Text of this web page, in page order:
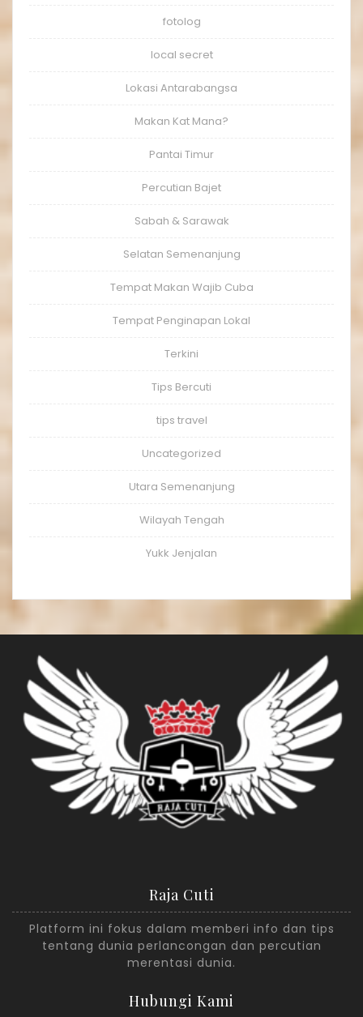
fotolog
local secret
Lokasi Antarabangsa
Makan Kat Mana?
Pantai Timur
Percutian Bajet
Sabah & Sarawak
Selatan Semenanjung
Tempat Makan Wajib Cuba
Tempat Penginapan Lokal
Terkini
Tips Bercuti
tips travel
Uncategorized
Utara Semenanjung
Wilayah Tengah
Yukk Jenjalan
Raja Cuti
Platform ini fokus dalam memberi info dan tips
tentang dunia perlancongan dan percutian
merentasi dunia.
Hubungi Kami